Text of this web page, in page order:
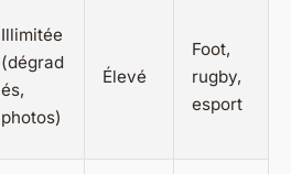
Illimitée
(dégrad
és,
photos)
Élevé
Foot,
rugby,
esport